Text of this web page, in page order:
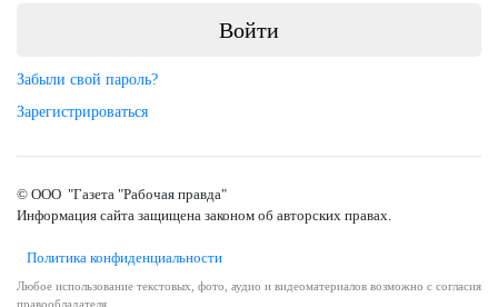
Забыли свой пароль?
Зарегистрироваться
© ООО "Газета "Рабочая правда"
Информация сайта защищена законом об авторских правах.
Политика конфиденциальности
Любое использование текстовых, фото, аудио и видеоматериалов возможно с согласия
правообладателя.